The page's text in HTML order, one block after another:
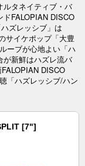
ルタネイティブ・バ
FALOPIAN DISCO
ズレッシブ」は
サイケポップ「大豊
ーブが心地よい「ハ
が新鮮はハズレ流バ
DISCO
「ハズレッシブ/ハン
[7"]